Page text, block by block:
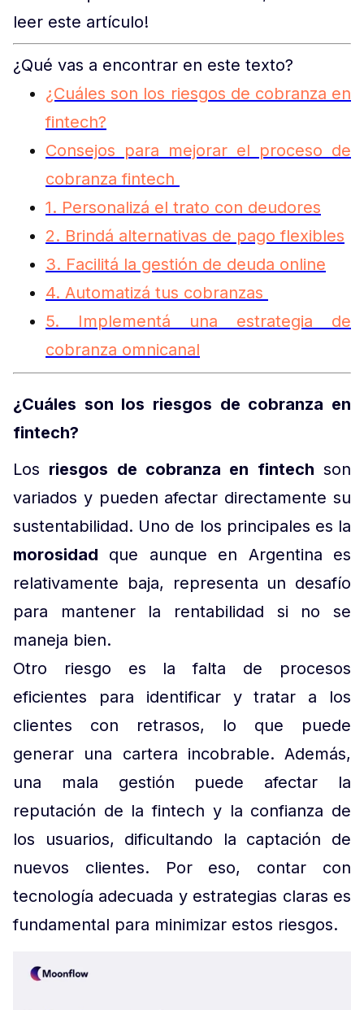
leer este artículo!
¿Qué vas a encontrar en este texto?
¿Cuáles son los riesgos de cobranza en
fintech?
Consejos para mejorar el proceso de
cobranza fintech
1. Personalizá el trato con deudores
2. Brindá alternativas de pago flexibles
3. Facilitá la gestión de deuda online
4. Automatizá tus cobranzas
5. Implementá una estrategia de
cobranza omnicanal
¿Cuáles son los riesgos de cobranza en
fintech?
Los riesgos de cobranza en fintech son
variados y pueden afectar directamente su
sustentabilidad. Uno de los principales es la
morosidad que aunque en Argentina es
relativamente baja, representa un desafío
para mantener la rentabilidad si no se
maneja bien.
Otro riesgo es la falta de procesos
eficientes para identificar y tratar a los
clientes con retrasos, lo que puede
generar una cartera incobrable. Además,
una mala gestión puede afectar la
reputación de la fintech y la confianza de
los usuarios, dificultando la captación de
nuevos clientes. Por eso, contar con
tecnología adecuada y estrategias claras es
fundamental para minimizar estos riesgos.